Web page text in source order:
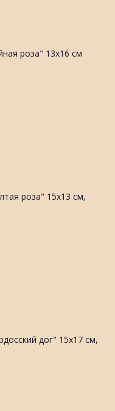
роза" 13х16 см
роза" 15х13 см,
дог" 15х17 см,